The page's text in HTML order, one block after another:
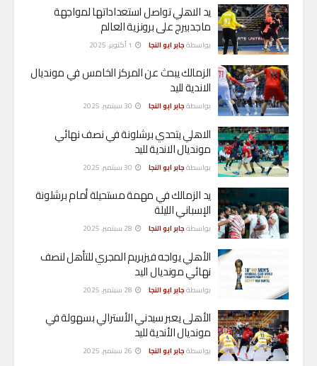
يد الاهلي تواصل استعداداتها لمواجهة
ماجدبيرج على برونزية العالم
بواسطةجابر ابو النجا
الزمالك يبحث عن المركز الخامس في مونديال
الاندية لليد
بواسطةجابر ابو النجا
الاهلي يتحدي برشلونة في نصف نهائي
مونديال الاندية لليد
بواسطةجابر ابو النجا
يد الزمالك في مهمة مستحيلة أمام برشلونة
الإسباني الليلة
بواسطةجابر ابو النجا
الأهلي يواجه فيزبريم المجري للتأهل لنصف
نهائي مونديال اليد
بواسطةجابر ابو النجا
الأهلى يعبر سيدني الأسترالي بسهولة في
مونديال الأندية لليد
بواسطةجابر ابو النجا